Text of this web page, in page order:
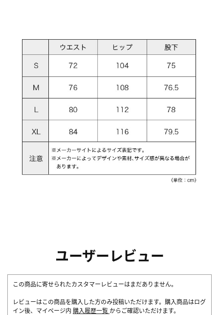
ユーザーレビュー
この商品に寄せられたカスタマーレビューはまだありません。
レビューはこの商品を購入した方のみ投稿いただけます。購入商品はログ
イン後、マイページ内 購入履歴一覧 からご確認いただけます。